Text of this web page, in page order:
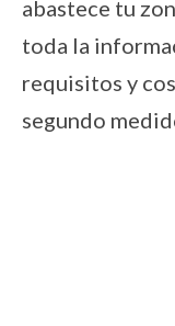
abastece tu
toda la
requisitos y
segundo